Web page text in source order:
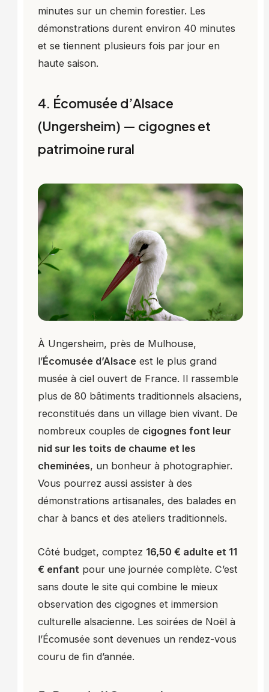
minutes sur un chemin forestier. Les
démonstrations durent environ 40 minutes
et se tiennent plusieurs fois par jour en
haute saison.
4. Écomusée d’Alsace
(Ungersheim) — cigognes et
patrimoine rural
À Ungersheim, près de Mulhouse,
l’Écomusée d’Alsace est le plus grand
musée à ciel ouvert de France. Il rassemble
plus de 80 bâtiments traditionnels alsaciens,
reconstitués dans un village bien vivant. De
nombreux couples de cigognes font leur
nid sur les toits de chaume et les
cheminées, un bonheur à photographier.
Vous pourrez aussi assister à des
démonstrations artisanales, des balades en
char à bancs et des ateliers traditionnels.
Côté budget, comptez 16,50 € adulte et 11
€ enfant pour une journée complète. C’est
sans doute le site qui combine le mieux
observation des cigognes et immersion
culturelle alsacienne. Les soirées de Noël à
l’Écomusée sont devenues un rendez-vous
couru de fin d’année.